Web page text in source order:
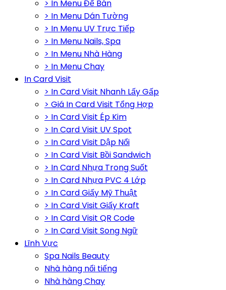
> In Menu Để Bàn
> In Menu Dán Tường
> In Menu UV Trực Tiếp
> In Menu Nails, Spa
> In Menu Nhà Hàng
> In Menu Chay
In Card Visit
> In Card Visit Nhanh Lấy Gấp
> Giá In Card Visit Tổng Hợp
> In Card Visit Ép Kim
> In Card Visit UV Spot
> In Card Visit Dập Nổi
> In Card Visit Bồi Sandwich
> In Card Nhựa Trong Suốt
> In Card Nhựa PVC 4 Lớp
> In Card Giấy Mỹ Thuật
> In Card Visit Giấy Kraft
> In Card Visit QR Code
> In Card Visit Song Ngữ
Lĩnh Vực
Spa Nails Beauty
Nhà hàng nổi tiếng
Nhà hàng Chay